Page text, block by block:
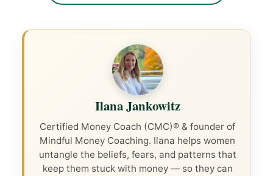
Ilana Jankowitz
Certified Money Coach (CMC)® & founder of
Mindful Money Coaching. Ilana helps women
untangle the beliefs, fears, and patterns that
keep them stuck with money — so they can